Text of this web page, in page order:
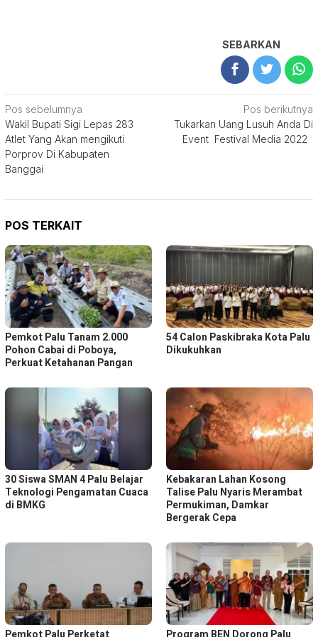
SEBARKAN
Navigasi
pos
Pos sebelumnya
Wakil Bupati Sigi Lepas 283
Atlet Yang Akan mengikuti
Porprov Di Kabupaten
Banggai
Pos berikutnya
Tukarkan Uang Lusuh Anda Di
Event Festival Media 2022
POS TERKAIT
Pemkot Palu Tanam 2.000
Pohon Cabai di Poboya,
Perkuat Ketahanan Pangan
54 Calon Paskibraka Kota Palu
Dikukuhkan
30 Siswa SMAN 4 Palu Belajar
Teknologi Pengamatan Cuaca
di BMKG
Kebakaran Lahan Kosong
Talise Palu Nyaris Merambat
Permukiman, Damkar
Bergerak Cepa